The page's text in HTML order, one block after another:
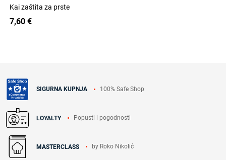
Kai zaštita za prste
7,60 €
SIGURNA KUPNJA 100% Safe Shop
LOYALTY Popusti i pogodnosti
MASTERCLASS by Roko Nikolić